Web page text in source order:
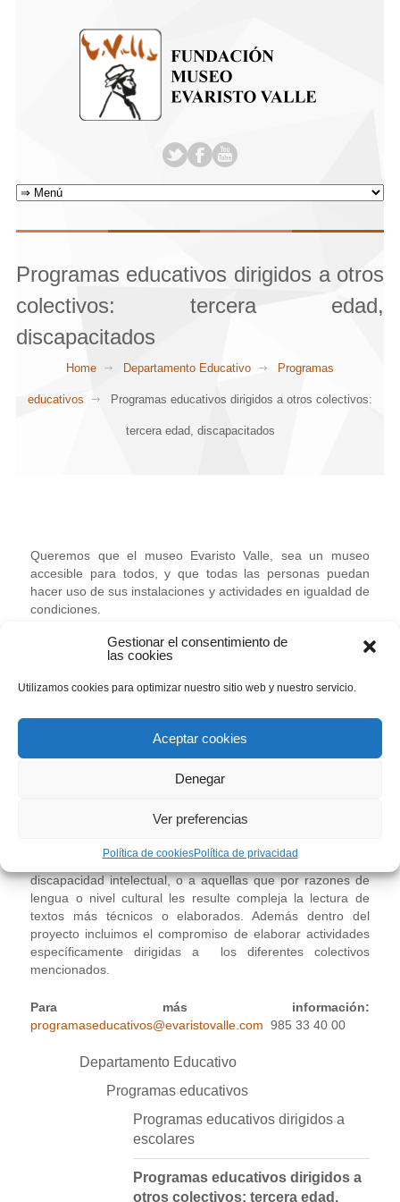
Gestionar el consentimiento de
las cookies
Utilizamos cookies para optimizar nuestro sitio web y nuestro servicio.
Aceptar cookies
Denegar
Ver preferencias
Política de cookiesPolítica de privacidad
Programas educativos dirigidos a otros
colectivos: tercera edad,
discapacitados
Home Departamento Educativo Programas
educativos Programas educativos dirigidos a otros colectivos:
tercera edad, discapacitados
Queremos que el museo Evaristo Valle, sea un museo
accesible para todos, y que todas las personas puedan
hacer uso de sus instalaciones y actividades en igualdad de
condiciones.
Por este motivo, desde el departamento educativo hemos
trabajado dentro de nuestras posibilidades para adaptar
nuestras visitas y actividades a todo tipo de público,
discapacidad, ya sea física o intelectual, y otros colectivos
como grupos de tercera edad u otros en riesgo de
En este marco, estamos elaborando un proyecto para
adaptación de las visitas y la elaboración de algunos
siguiendo las directrices europeas, dirigidos a personas con
discapacidad intelectual, o a aquellas que por razones de
lengua o nivel cultural les resulte compleja la lectura de
textos más técnicos o elaborados. Además dentro del
proyecto incluimos el compromiso de elaborar actividades
específicamente dirigidas a los diferentes colectivos
mencionados.
Para más información:
programaseducativos@evaristovalle.com 985 33 40 00
Departamento Educativo
Programas educativos
Programas educativos dirigidos a
escolares
Programas educativos dirigidos a
otros colectivos: tercera edad,